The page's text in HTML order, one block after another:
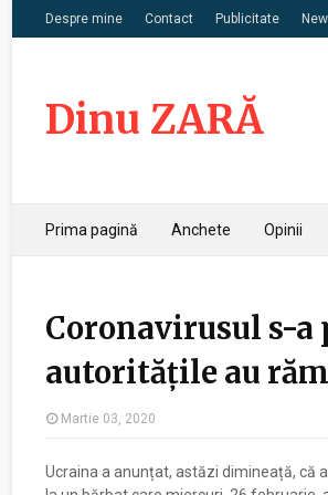
Despre mine Contact Publicitate
Dinu ZARĂ
Prima pagină Anchete Opinii
Coronavirusul s-
autoritățile au
Martie 03, 2020
Ucraina a anunțat, astăzi dimineață, că